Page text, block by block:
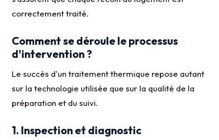
correctement traité.
Comment se déroule le processus
d'intervention ?
Le succès d'un traitement thermique repose autant
sur la technologie utilisée que sur la qualité de la
préparation et du suivi.
1. Inspection et diagnostic